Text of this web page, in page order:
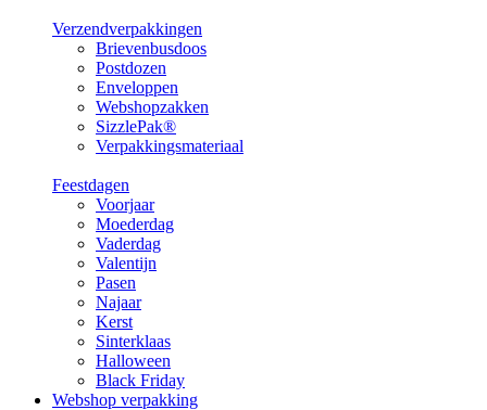
Verzendverpakkingen
Brievenbusdoos
Postdozen
Enveloppen
Webshopzakken
SizzlePak®
Verpakkingsmateriaal
Feestdagen
Voorjaar
Moederdag
Vaderdag
Valentijn
Pasen
Najaar
Kerst
Sinterklaas
Halloween
Black Friday
Webshop verpakking